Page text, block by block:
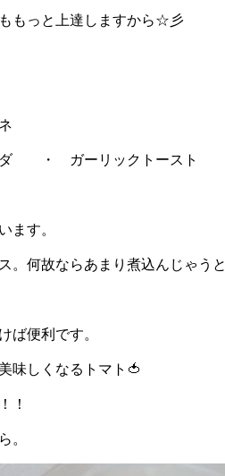
もっと上達しますから☆彡
ダ ・ ガーリックトースト
す。
。何故ならあまり煮込んじゃうと
便利です。
味しくなるトマト🍅
！